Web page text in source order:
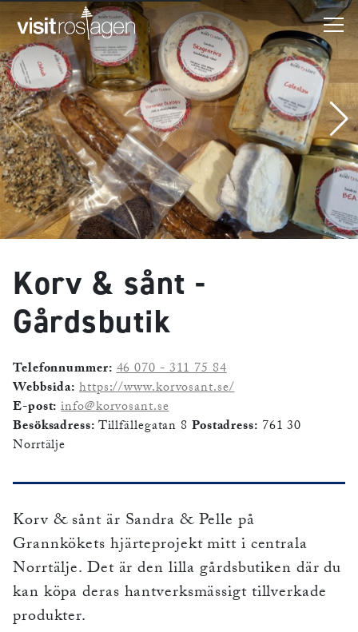
Korv & sånt -
Gårdsbutik
Telefonnummer: 46 070 - 311 75 84
Webbsida: https://www.korvosant.se/
E-post: info@korvosant.se
Besöksadress:Tillfällegatan 8 Postadress: 761 30
Norrtälje
Korv & sånt är Sandra & Pelle på
Grannkökets hjärteprojekt mitt i centrala
Norrtälje. Det är den lilla gårdsbutiken där du
kan köpa deras hantverksmässigt tillverkade
produkter.